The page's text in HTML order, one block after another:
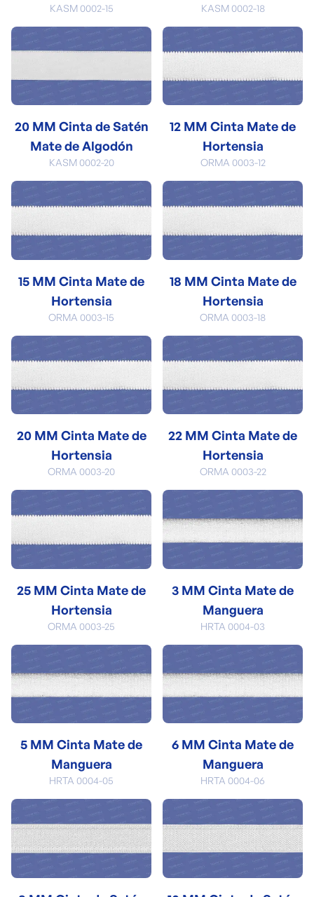
KASM 0002-15 KASM 0002-18
20 MM Cinta de Satén
Mate de Algodón
KASM 0002-20
12 MM Cinta Mate de
Hortensia
ORMA 0003-12
15 MM Cinta Mate de
Hortensia
ORMA 0003-15
18 MM Cinta Mate de
Hortensia
ORMA 0003-18
20 MM Cinta Mate de
Hortensia
ORMA 0003-20
22 MM Cinta Mate de
Hortensia
ORMA 0003-22
25 MM Cinta Mate de
Hortensia
ORMA 0003-25
3 MM Cinta Mate de
Manguera
HRTA 0004-03
5 MM Cinta Mate de
Manguera
HRTA 0004-05
6 MM Cinta Mate de
Manguera
HRTA 0004-06